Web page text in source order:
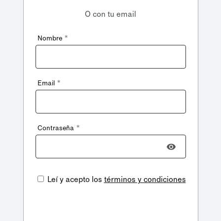
O con tu email
Nombre *
Email *
Contraseña *
Leí y acepto los términos y condiciones